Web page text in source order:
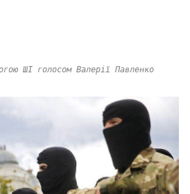
ШІ голосом Валерії Павленко